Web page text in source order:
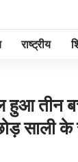
राष्ट्रीय
हुआ तीन
साली